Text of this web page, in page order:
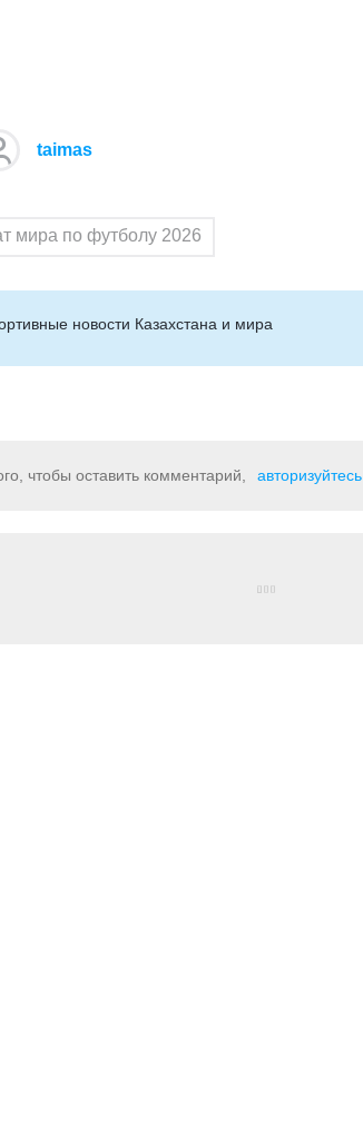
taimas
мира по футболу 2026
новости Казахстана и мира
чтобы оставить комментарий, авторизуйтесь